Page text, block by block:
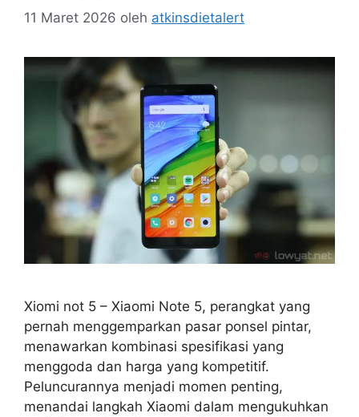
11 Maret 2026 oleh atkinsdietalert
Xiomi not 5 – Xiaomi Note 5, perangkat yang
pernah menggemparkan pasar ponsel pintar,
menawarkan kombinasi spesifikasi yang
menggoda dan harga yang kompetitif.
Peluncurannya menjadi momen penting,
menandai langkah Xiaomi dalam mengukuhkan